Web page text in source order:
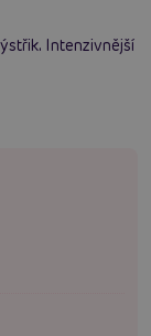
Intenzivnější